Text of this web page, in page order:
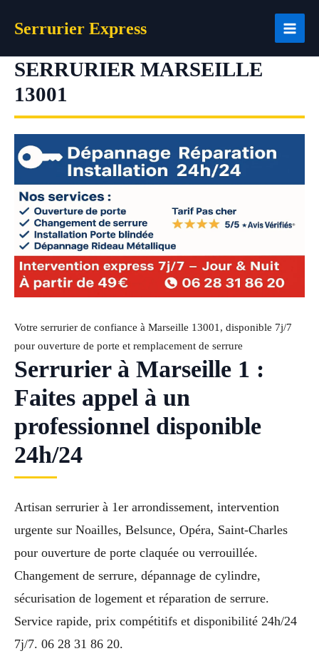
Serrurier Express
SERRURIER MARSEILLE
13001
Votre serrurier de confiance à Marseille 13001, disponible 7j/7
pour ouverture de porte et remplacement de serrure
Serrurier à Marseille 1 :
Faites appel à un
professionnel disponible
24h/24
Artisan serrurier à 1er arrondissement, intervention
urgente sur Noailles, Belsunce, Opéra, Saint-Charles
pour ouverture de porte claquée ou verrouillée.
Changement de serrure, dépannage de cylindre,
sécurisation de logement et réparation de serrure.
Service rapide, prix compétitifs et disponibilité 24h/24
7j/7. 06 28 31 86 20.